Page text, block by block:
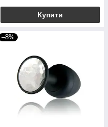
Купити
–8%